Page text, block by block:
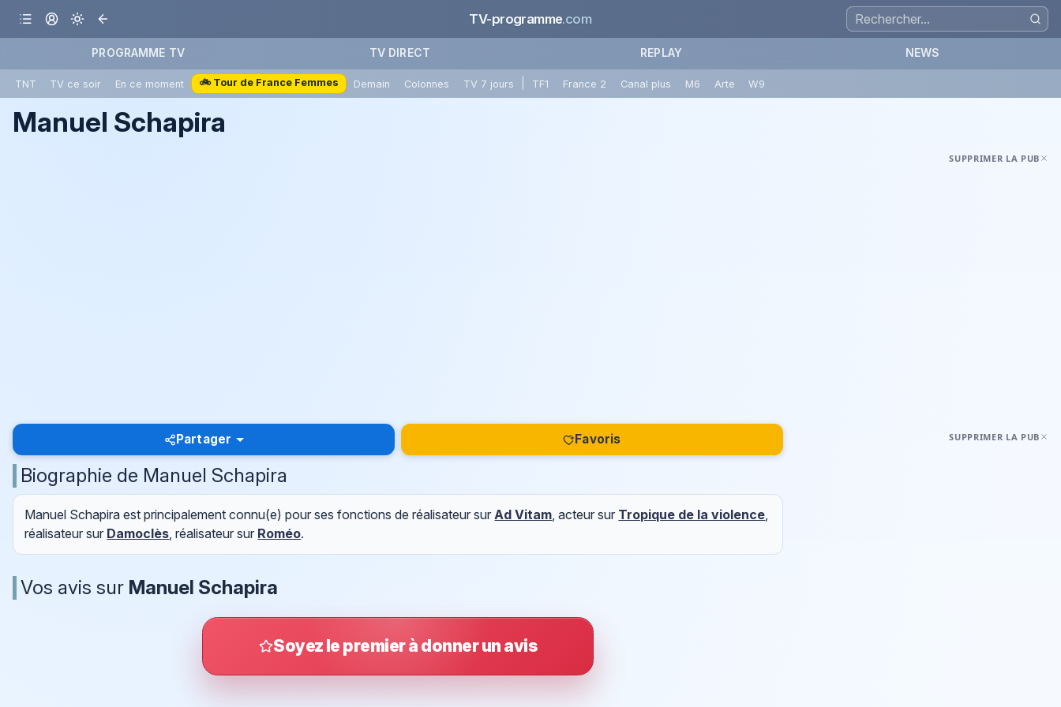
TV-programme.com
PROGRAMME TV TV DIRECT REPLAY NEWS
TNT TV ce soir En ce moment 🚲 Tour de France Femmes Demain Colonnes TV 7 jours TF1 France 2 Canal plus M6 Arte W9
Manuel Schapira
SUPPRIMER LA PUB
Partager Favoris
Biographie de Manuel Schapira
Manuel Schapira est principalement connu(e) pour ses fonctions de réalisateur surAd Vitam, acteur sur Tropique de la violence,
réalisateur sur Damoclès, réalisateur sur Roméo.
Vos avis sur Manuel Schapira
Soyez le premier à donner un avis
SUPPRIMER LA PUB